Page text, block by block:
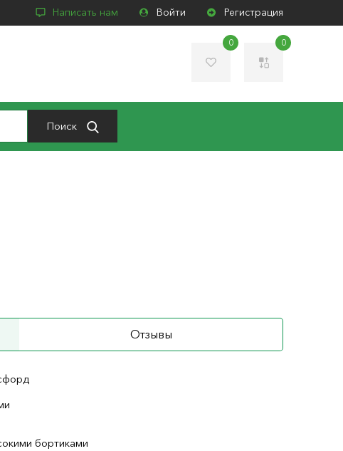
Написать нам Войти Регистрация
0 0
Поиск
Отзывы
бортиками